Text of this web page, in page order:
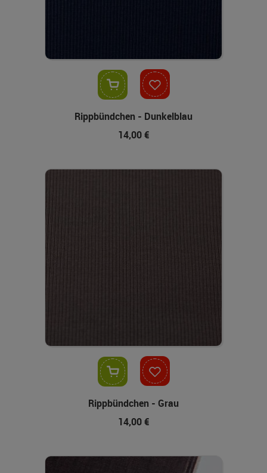
Rippbündchen - Dunkelblau
14,00 €
Rippbündchen - Grau
14,00 €